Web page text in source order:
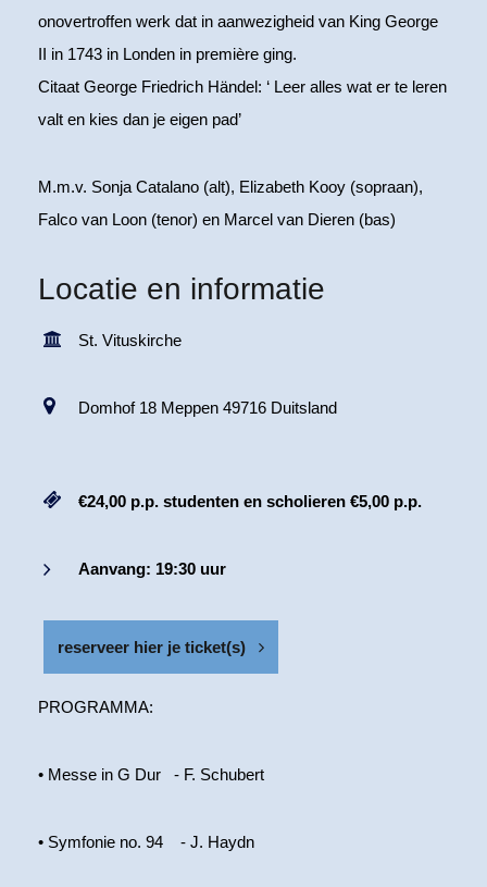
onovertroffen werk dat in aanwezigheid van King George
II in 1743 in Londen in première ging.
Citaat George Friedrich Händel: ‘ Leer alles wat er te leren
valt en kies dan je eigen pad’
M.m.v. Sonja Catalano (alt), Elizabeth Kooy (sopraan),
Falco van Loon (tenor) en Marcel van Dieren (bas)
Locatie en informatie
St. Vituskirche
Domhof 18 Meppen 49716 Duitsland
€24,00 p.p. studenten en scholieren €5,00 p.p.
Aanvang: 19:30 uur
reserveer hier je ticket(s)
PROGRAMMA:
• Messe in G Dur - F. Schubert
• Symfonie no. 94 - J. Haydn